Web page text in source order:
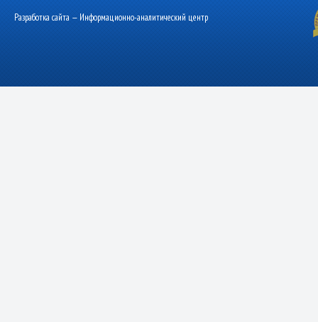
Разработка сайта — Информационно-аналитический центр